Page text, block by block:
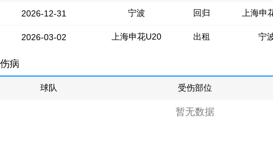
2026-12-31 宁波 回归 上海申
2026-03-02 上海申花U20 出租 宁
伤病
球队 受伤部位
暂无数据